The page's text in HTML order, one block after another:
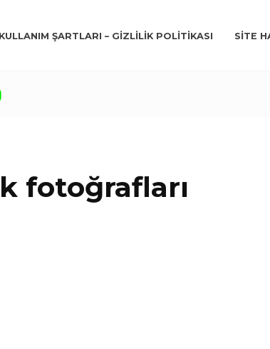
KULLANIM ŞARTLARI – GIZLILIK POLITIKASI SITE
fotoğrafları